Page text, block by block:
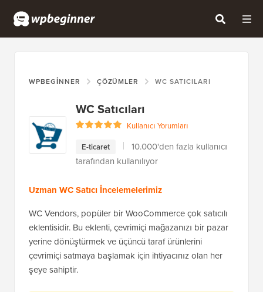
WPBEGINNER ÇÖZÜMLER WC SATICILARI
WC Satıcıları
Kullanıcı Yorumları
E-ticaret
10.000'den fazla kullanıcı
tarafından kullanılıyor
Uzman WC Satıcı İncelemelerimiz
WC Vendors, popüler bir WooCommerce çok satıcılı
eklentisidir. Bu eklenti, çevrimiçi mağazanızı bir pazar
yerine dönüştürmek ve üçüncü taraf ürünlerini
çevrimiçi satmaya başlamak için ihtiyacınız olan her
şeye sahiptir.